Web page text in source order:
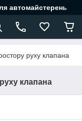
автомайстерень
руху клапана
клапана